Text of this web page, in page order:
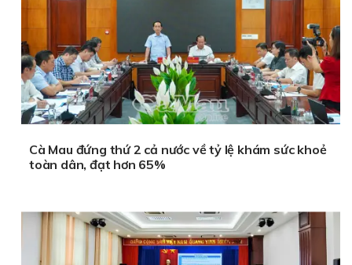
Cà Mau đứng thứ 2 cả nước về tỷ lệ khám sức khoẻ
toàn dân, đạt hơn 65%